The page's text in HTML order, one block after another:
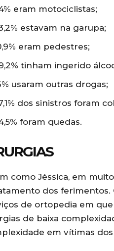
eram motociclistas;
estavam na garupa;
eram pedestres;
tinham ingerido
usaram outras drogas;
dos sinistros foram
foram quedas.
como Jéssica, em
dos ferimentos.
de ortopedia em
de baixa
em vítimas